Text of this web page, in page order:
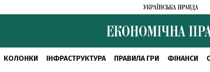
КОЛОНКИ ІНФРАСТРУКТУРА ПРАВИЛА ГРИ ФІНАНСИ